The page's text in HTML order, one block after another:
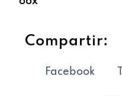
Compartir:
Facebook